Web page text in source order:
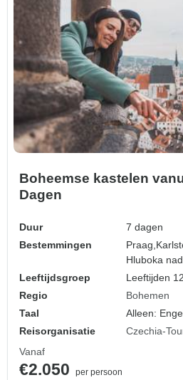
Boheemse kastelen
Dagen
Duur
7 dagen
Bestemmingen
Praag,
Hluboka
Leeftijdsgroep
Leeftijden
Regio
Bohemen
Taal
Alleen:
Reisorganisatie
Czechia-
Vanaf
€2.050
per persoon